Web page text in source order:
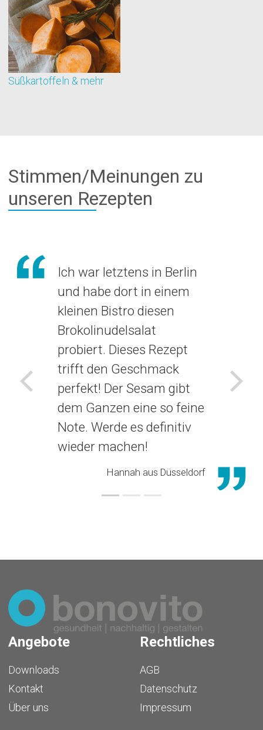
Süßkartoffeln & mehr
Stimmen/Meinungen zu
unseren Rezepten
Ich war letztens in Berlin
und habe dort in einem
kleinen Bistro diesen
Brokolinudelsalat
probiert. Dieses Rezept
trifft den Geschmack
perfekt! Der Sesam gibt
dem Ganzen eine so feine
Note. Werde es definitiv
wieder machen!
Hannah aus Düsseldorf
Voriges
Angebote
Downloads
Kontakt
Über uns
Rechtliches
AGB
Datenschutz
Impressum